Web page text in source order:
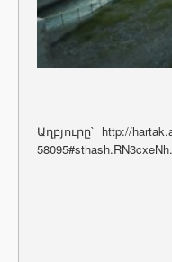
Աղբյուրը` http://